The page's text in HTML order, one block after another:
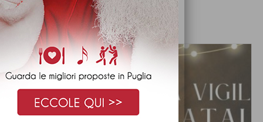
ARTICOLI CONSIGLIATI